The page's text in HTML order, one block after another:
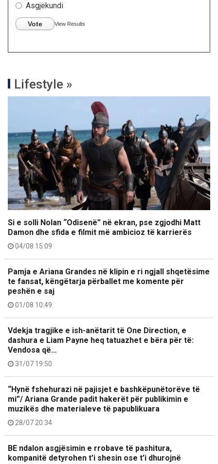
Asgjëkundi
Vote View Results
Lifestyle »
Si e solli Nolan “Odisenë” në ekran, pse zgjodhi Matt
Damon dhe sfida e filmit më ambicioz të karrierës
04/08 15:09
Pamja e Ariana Grandes në klipin e ri ngjall shqetësime
te fansat, këngëtarja përballet me komente për
peshën e saj
01/08 10:49
Vdekja tragjike e ish-anëtarit të One Direction, e
dashura e Liam Payne heq tatuazhet e bëra për të:
Vendosa që…
31/07 19:50
“Hynë fshehurazi në pajisjet e bashkëpunëtorëve të
mi”/ Ariana Grande padit hakerët për publikimin e
muzikës dhe materialeve të papublikuara
28/07 20:34
BE ndalon asgjësimin e rrobave të pashitura,
kompanitë detyrohen t’i shesin ose t’i dhurojnë